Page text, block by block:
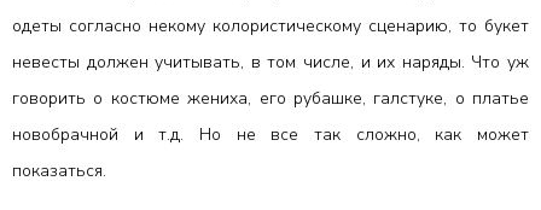
одеты согласно некому колористическому сценарию, то букет
невесты должен учитывать, в том числе, и их наряды. Что уж
говорить о костюме жениха, его рубашке, галстуке, о платье
новобрачной и т.д. Но не все так сложно, как может
показаться.